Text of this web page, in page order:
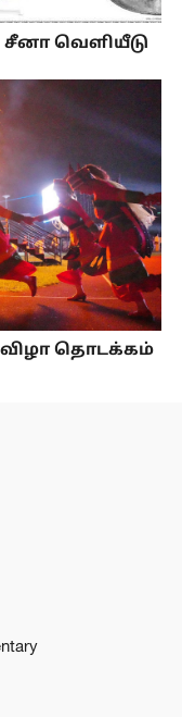
சீனா வெளியீடு
தொடக்கம்